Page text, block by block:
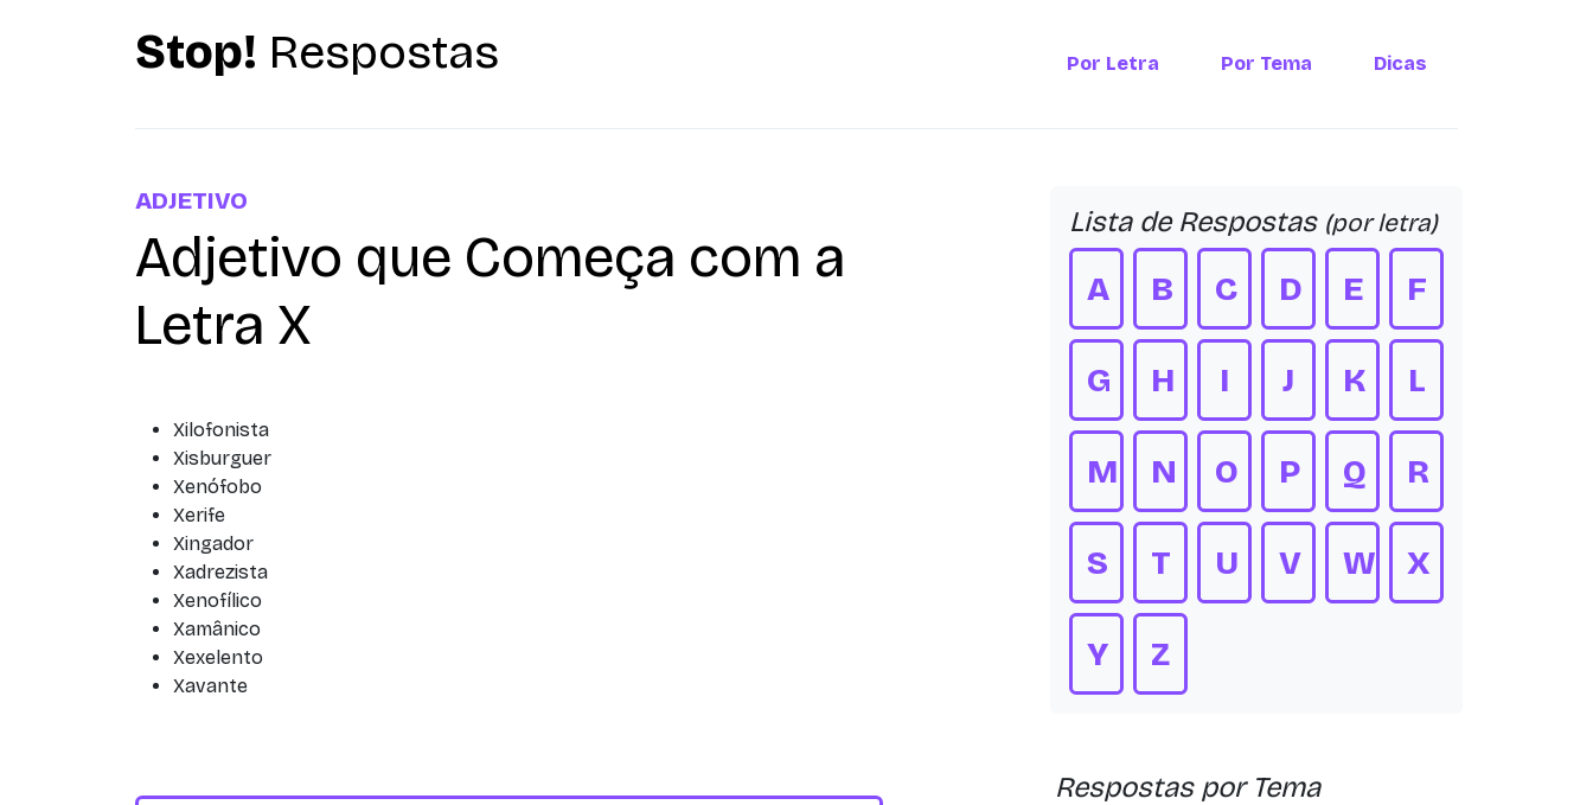
Stop! Respostas Por Letra Por Tema Dicas
ADJETIVO
Adjetivo que Começa com a
Letra X
Xilofonista
Xisburguer
Xenófobo
Xerife
Xingador
Xadrezista
Xenofílico
Xamânico
Xexelento
Xavante
Lista de Respostas (por letra)
A B C D E F
G H I J K L
M N O P Q R
S T U V W X
Y Z
Respostas por Tema